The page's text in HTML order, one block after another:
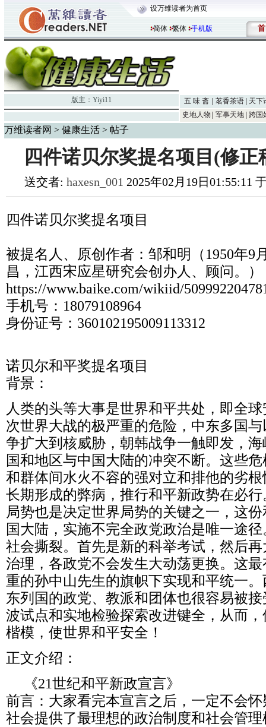
设万维读者为首页
简体 繁体 手机版 首
版主： Yiyi11 五 味 斋 茗香茶语
天下
史地人物
军事天地 跨国
万维读者网 > 健康生活 > 帖子
四件诺贝尔奖提名项目(修
送交者: haxesn_001 2025年02月19日01:55:11
四件诺贝尔奖提名项目
被提名人、原创作者：邹和明（1950年9
昌，江西宋应星研究会创办人、顾问。）
https://www.baike.com/wikiid/
手机号：18079108964
身份证号：360102195009113312
诺贝尔和平奖提名项目
背景：
人类的头等大事是世界和平共处，即全
次世界大战的极严重的危险，中东多国
争扩大到核威胁，朝韩战争一触即发，
国和地区与中国大陆的冲突不断。这些
和群体间水火不容的强对立和排他的劣
长期形成的弊病，推行和平新政势在必
局势也是决定世界局势的关键之一，这
国大陆，实施不完全政党政治是唯一途
社会撕裂。首先是新的科举考试，然后
治理，各政党不会发生大动荡更换。这
重的孙中山先生的旗帜下实现和平统一
东列国的政党、教派和团体也很容易被
波试点和实地检验探索改进键全，从而
楷模，使世界和平安全！
正文介绍：
《21世纪和平新政宣言》
前言：大家看完本宣言之后，一定不会
社会提供了最理想的政治制度和社会管